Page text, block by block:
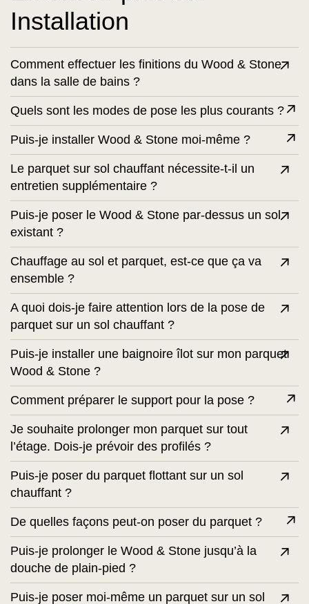
Installation
Comment effectuer les finitions du Wood & Stone
dans la salle de bains ?
Quels sont les modes de pose les plus courants ?
Puis-je installer Wood & Stone moi-même ?
Le parquet sur sol chauffant nécessite-t-il un
entretien supplémentaire ?
Puis-je poser le Wood & Stone par-dessus un sol
existant ?
Chauffage au sol et parquet, est-ce que ça va
ensemble ?
A quoi dois-je faire attention lors de la pose de
parquet sur un sol chauffant ?
Puis-je installer une baignoire îlot sur mon parquet
Wood & Stone ?
Comment préparer le support pour la pose ?
Je souhaite prolonger mon parquet sur tout
l’étage. Dois-je prévoir des profilés ?
Puis-je poser du parquet flottant sur un sol
chauffant ?
De quelles façons peut-on poser du parquet ?
Puis-je prolonger le Wood & Stone jusqu’à la
douche de plain-pied ?
Puis-je poser moi-même un parquet sur un sol